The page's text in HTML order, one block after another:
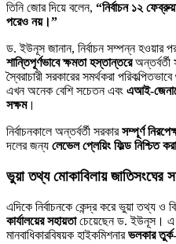
তিনি জোর দিয়ে বলেন, “নির্বাচন ১২
পরেও নয়।”
ড. ইউনূস জানান, নির্বাচন সম্পন্ন হওয়ার
শান্তিপূর্ণভাবে ক্ষমতা হস্তান্তরে
স্বৈরাচারী সরকারের সমর্থকরা
এখন অনেক বেশি সচেতন এবং এআই-
সক্ষম।
নির্বাচনকালে অন্তর্বর্তী সরকারসম্পূর্ণ
দলের জন্য লেভেল প্লেয়িং ফিল্ড নিশ্চিত
ভুয়া তথ্য মোকাবিলায় জাতিসংঘের
এদিকে নির্বাচনকে কেন্দ্র করে ভুয়া তথ্য ও
কার্যালয়ের সহায়তাচেয়েছেন ড. ইউনূস। এ
মানবাধিকারবিষয়ক হাইকমিশনারভলকার তুর্ক